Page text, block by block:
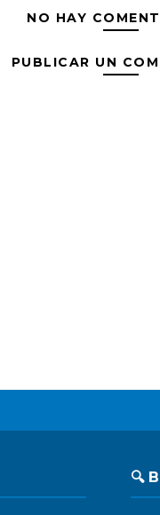
NO HAY
PUBLICAR UN
🔍